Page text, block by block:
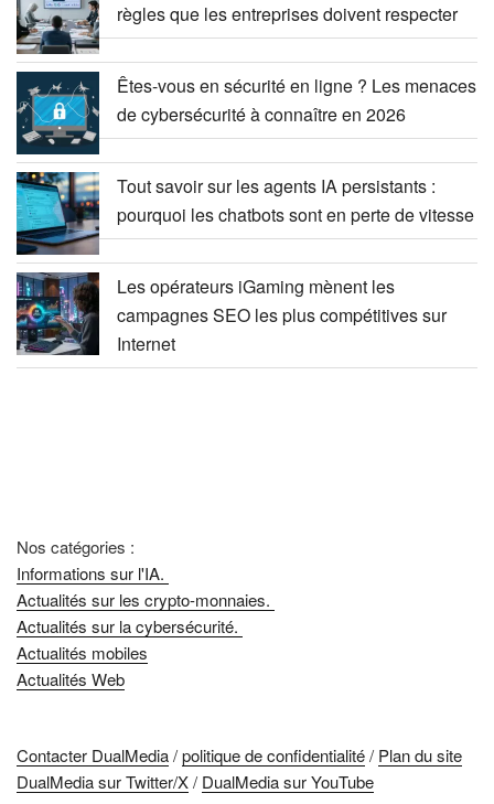
règles que les entreprises doivent respecter
Êtes-vous en sécurité en ligne ? Les menaces
de cybersécurité à connaître en 2026
Tout savoir sur les agents IA persistants :
pourquoi les chatbots sont en perte de vitesse
Les opérateurs iGaming mènent les
campagnes SEO les plus compétitives sur
Internet
Nos catégories :
Informations sur l'IA.
Actualités sur les crypto-monnaies.
Actualités sur la cybersécurité.
Actualités mobiles
Actualités Web
Contacter DualMedia/politique de confidentialité/ Plan du site
DualMedia sur Twitter/X/ DualMedia sur YouTube